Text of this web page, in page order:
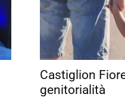
Castiglion
genitorialità